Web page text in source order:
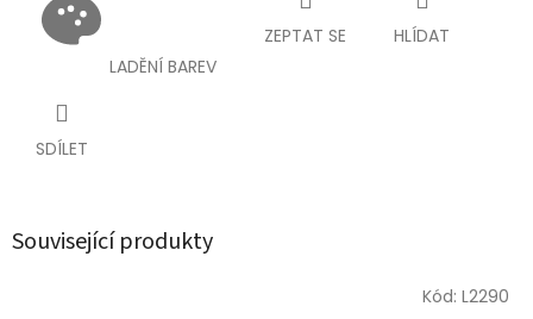
LADĚNÍ BAREV
ZEPTAT SE HLÍDAT
SDÍLET
Související produkty
Kód: L2290